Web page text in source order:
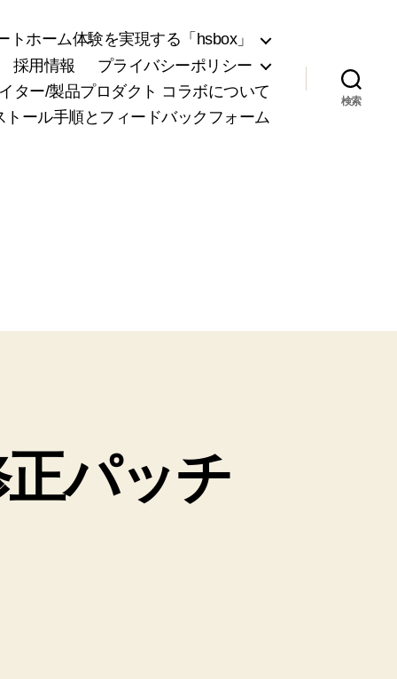
ホーム体験を実現する「hsbox」
採用情報
プライバシーポリシー
ター/製品プロダクト コラボについて
ール手順とフィードバックフォーム
検索
正パッチ